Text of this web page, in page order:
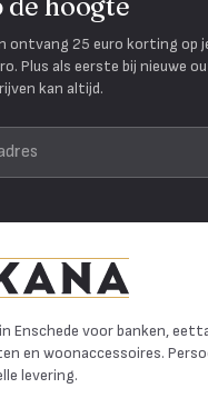
ontvang 25 euro korting op
Plus als eerste bij nieuwe
kan altijd.
Enschede voor banken,
en woonaccessoires.
levering.